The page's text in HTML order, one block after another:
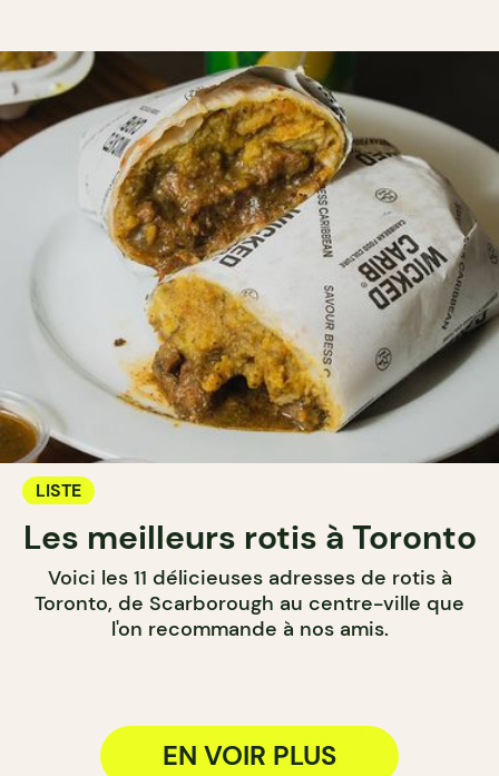
LISTE
Les meilleurs rotis à Toronto
Voici les 11 délicieuses adresses de rotis à
Toronto, de Scarborough au centre-ville que
l'on recommande à nos amis.
EN VOIR PLUS